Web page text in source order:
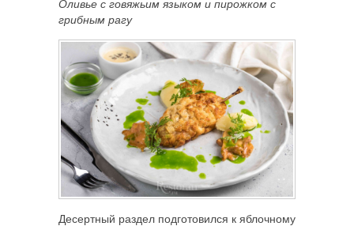
Оливье с говяжьим языком и пирожком с
грибным рагу
Десертный раздел подготовился к яблочному